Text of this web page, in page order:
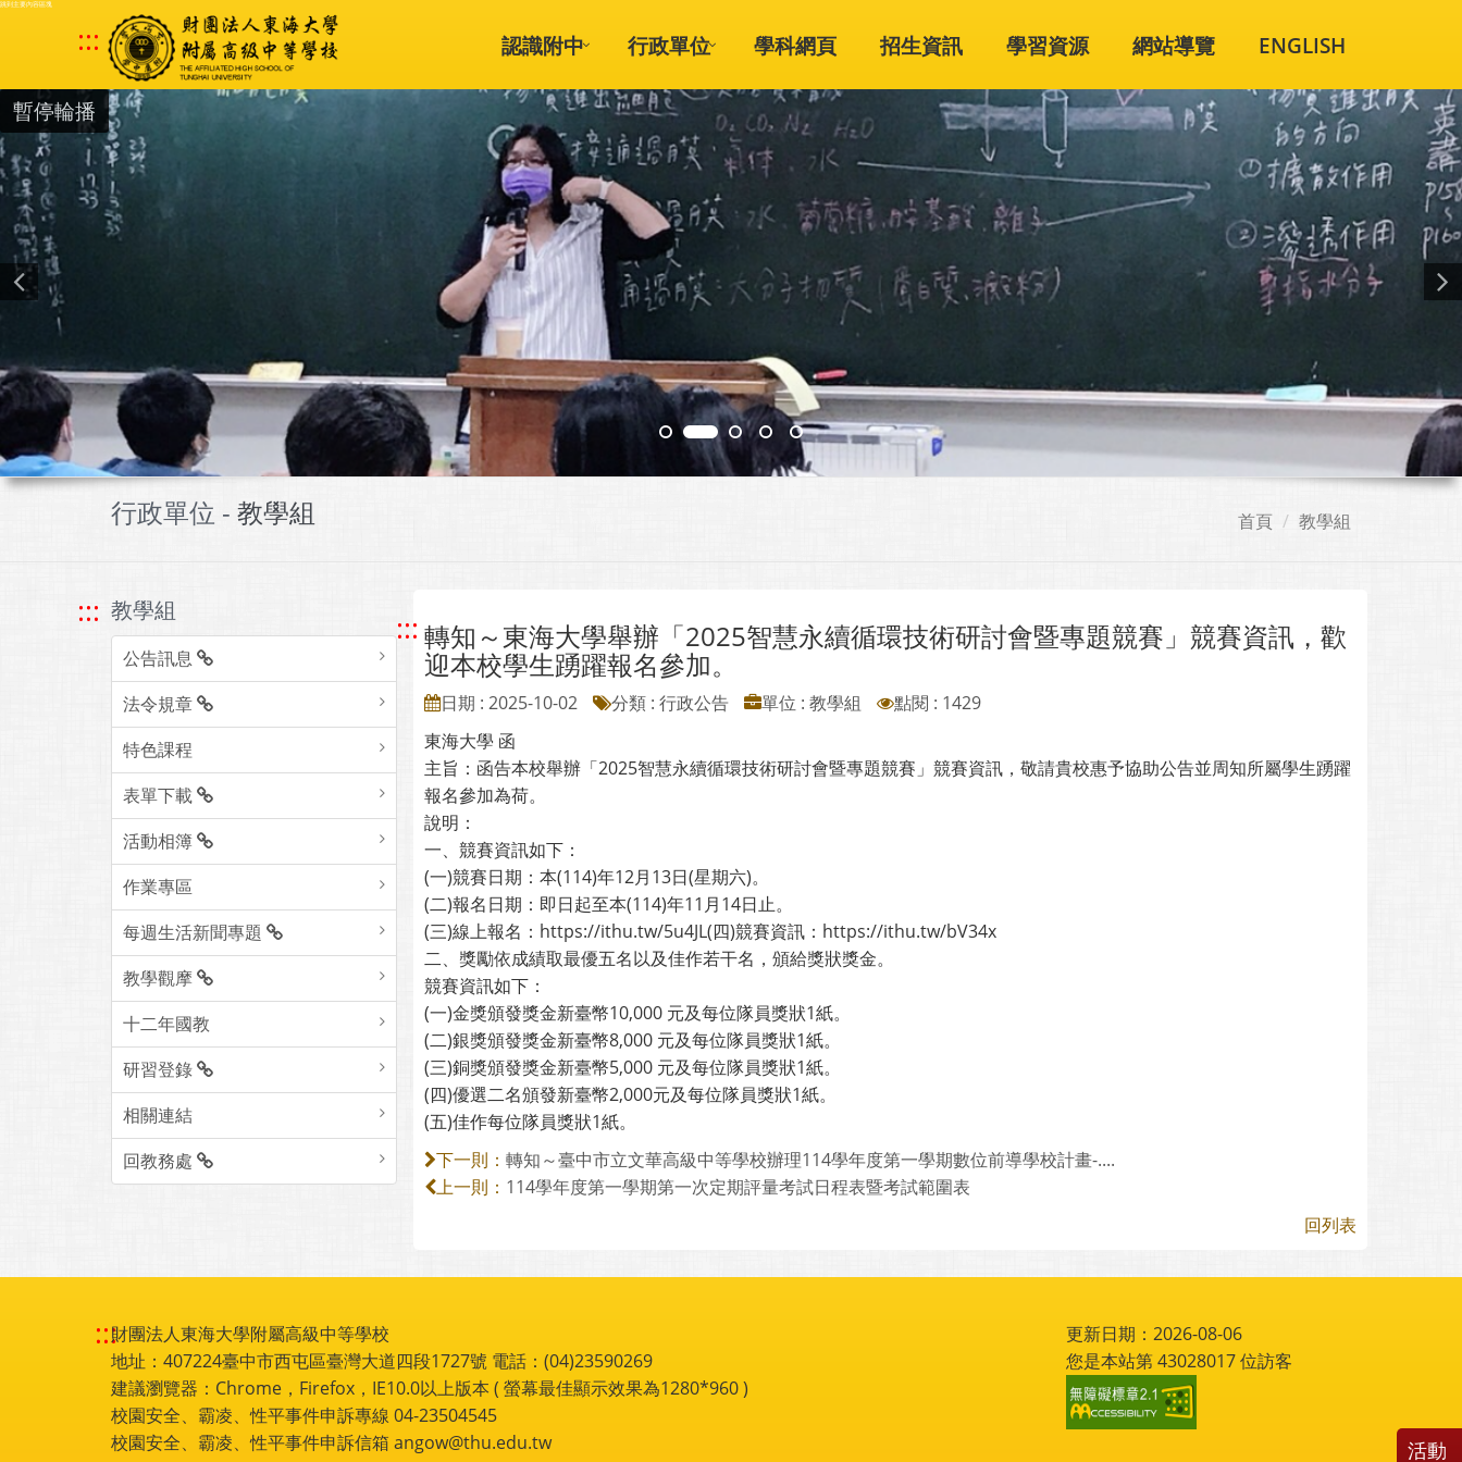
跳到主要內容區塊
::: 認識附中 行政單位 學科網頁 招生資訊 學習資源 網站導覽 ENGLISH
暫停輪播
行政單位 - 教學組 首頁 教學組
::: 教學組
公告訊息
法令規章
特色課程
表單下載
活動相簿
作業專區
每週生活新聞專題
教學觀摩
十二年國教
研習登錄
相關連結
回教務處
::: 轉知～東海大學舉辦「2025智慧永續循環技術研討會暨專題競賽」競賽資訊，歡
迎本校學生踴躍報名參加。
日期 : 2025-10-02 分類 : 行政公告 單位 : 教學組
點閱 : 1429
東海大學 函
主旨：函告本校舉辦「2025智慧永續循環技術研討會暨專題競賽」競賽資訊，敬請貴校惠予協助公告並周知所屬學生踴躍
報名參加為荷。
說明：
一、競賽資訊如下：
(一)競賽日期：本(114)年12月13日(星期六)。
(二)報名日期：即日起至本(114)年11月14日止。
(三)線上報名：https://ithu.tw/5u4JL(四)競賽資訊：https://ithu.tw/bV34x
二、獎勵依成績取最優五名以及佳作若干名，頒給獎狀獎金。
競賽資訊如下：
(一)金獎頒發獎金新臺幣10,000 元及每位隊員獎狀1紙。
(二)銀獎頒發獎金新臺幣8,000 元及每位隊員獎狀1紙。
(三)銅獎頒發獎金新臺幣5,000 元及每位隊員獎狀1紙。
(四)優選二名頒發新臺幣2,000元及每位隊員獎狀1紙。
(五)佳作每位隊員獎狀1紙。
下一則： 轉知～臺中市立文華高級中等學校辦理114學年度第一學期數位前導學校計畫-....
上一則： 114學年度第一學期第一次定期評量考試日程表暨考試範圍表
回列表
:::財團法人東海大學附屬高級中等學校
地址：407224臺中市西屯區臺灣大道四段1727號 電話：(04)23590269
建議瀏覽器：Chrome，Firefox，IE10.0以上版本 ( 螢幕最佳顯示效果為1280*960 )
校園安全、霸凌、性平事件申訴專線 04-23504545
校園安全、霸凌、性平事件申訴信箱 angow@thu.edu.tw
更新日期：2026-08-06
您是本站第43028017位訪客
活動